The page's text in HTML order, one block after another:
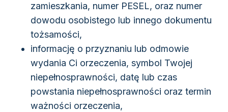
zamieszkania, numer PESEL, oraz numer
dowodu osobistego lub innego dokumentu
tożsamości,
informację o przyznaniu lub odmowie
wydania Ci orzeczenia, symbol Twojej
niepełnosprawności, datę lub czas
powstania niepełnosprawności oraz termin
ważności orzeczenia,